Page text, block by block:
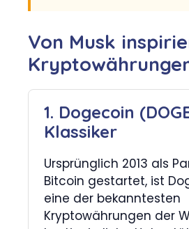
Von Musk
1. Dogecoin
Klassiker
Ursprünglich 2013 als
Bitcoin gestartet, ist
eine der bekanntesten
Kryptowährungen der